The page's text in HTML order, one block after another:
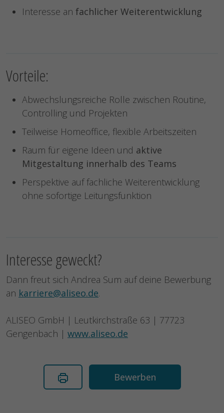
Interesse an fachlicher Weiterentwicklung
Vorteile:
Abwechslungsreiche Rolle zwischen Routine,
Controlling und Projekten
Teilweise Homeoffice, flexible Arbeitszeiten
Raum für eigene Ideen und aktive
Mitgestaltung innerhalb des Teams
Perspektive auf fachliche Weiterentwicklung
ohne sofortige Leitungsfunktion
Interesse geweckt?
Dann freut sich Andrea Sum auf deine Bewerbung
an karriere@aliseo.de.
ALISEO GmbH | Leutkirchstraße 63 | 77723
Gengenbach | www.aliseo.de
Bewerben